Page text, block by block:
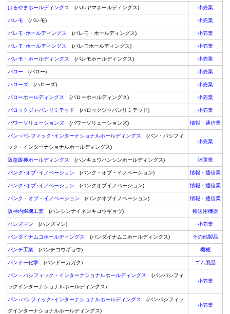
はるやまホールディングス (ハルヤマホールディングス) 小売業
パレモ (パレモ) 小売業
パレモ･ホールディングス (パレモ・ホールディングス) 小売業
パレモ･ホールディングス (パレモホールディングス) 小売業
パレモ・ホールディングス (パレモホールディングス) 小売業
バロー (バロー) 小売業
ハローズ (ハローズ) 小売業
バローホールディングス (バローホールディングス) 小売業
バロックジャパンリミテッド (バロックジャパンリミテッド) 小売業
パワーソリューションズ (パワーソリューションズ) 情報・通信業
パン･パシフィック･インターナショナルホールディングス
(パン・パシフィ
ック・インターナショナルホールディングス)
小売業
阪急阪神ホールディングス (ハンキュウハンシンホールディングス) 陸運業
バンク･オブ･イノベーション (バンク・オブ・イノベーション) 情報・通信業
バンク･オブ･イノベーション (バンクオブイノベーション) 情報・通信業
バンク・オブ・イノベーション (バンクオブイノベーション) 情報・通信業
阪神内燃機工業 (ハンシンナイネンキコウギョウ) 輸送用機器
ハンズマン (ハンズマン) 小売業
バンダイナムコホールディングス (バンダイナムコホールディングス) その他製品
パンチ工業 (パンチコウギョウ) 機械
バンドー化学 (バンドーカガク) ゴム製品
パン・パシフィック・インターナショナルホールディングス
(パンパシフィ
ックインターナショナルホールディングス)
小売業
パン･パシフィック･インターナショナルホールディングス
(パンパシフィッ
クインターナショナルホールディングス)
小売業